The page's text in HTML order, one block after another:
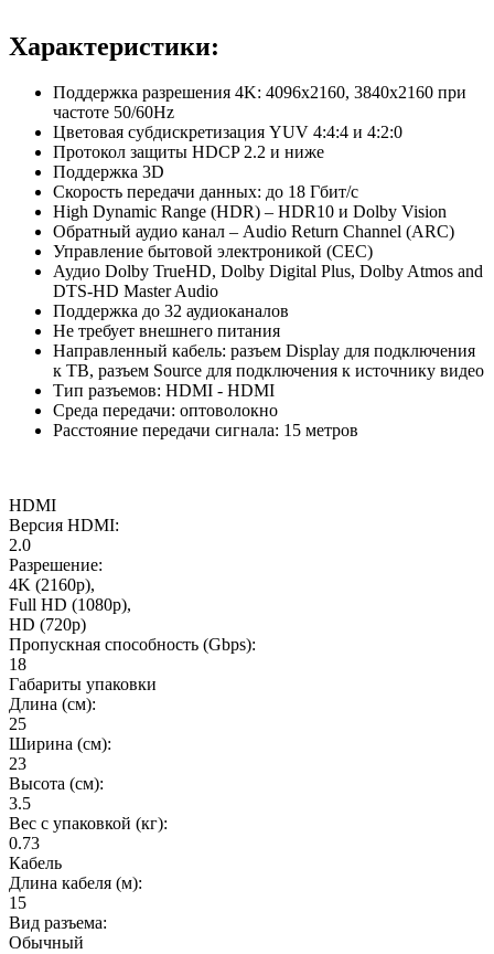
Характеристики:
Поддержка разрешения 4K: 4096x2160, 3840x2160 при
частоте 50/60Hz
Цветовая субдискретизация YUV 4:4:4 и 4:2:0
Протокол защиты HDCP 2.2 и ниже
Поддержка 3D
Скорость передачи данных: до 18 Гбит/с
High Dynamic Range (HDR) – HDR10 и Dolby Vision
Обратный аудио канал – Audio Return Channel (ARC)
Управление бытовой электроникой (CEC)
Аудио Dolby TrueHD, Dolby Digital Plus, Dolby Atmos and
DTS-HD Master Audio
Поддержка до 32 аудиоканалов
Не требует внешнего питания
Направленный кабель: разъем Display для подключения
к ТВ, разъем Source для подключения к источнику видео
Тип разъемов: HDMI - HDMI
Среда передачи: оптоволокно
Расстояние передачи сигнала: 15 метров
HDMI
Версия HDMI:
2.0
Разрешение:
4K (2160p),
Full HD (1080p),
HD (720p)
Пропускная способность (Gbps):
18
Габариты упаковки
Длина (см):
25
Ширина (см):
23
Высота (см):
3.5
Вес с упаковкой (кг):
0.73
Кабель
Длина кабеля (м):
15
Вид разъема:
Обычный